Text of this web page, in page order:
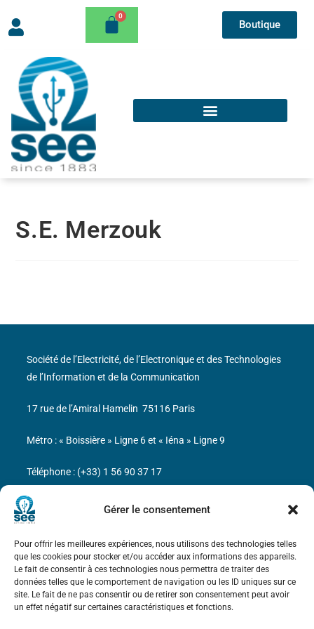
Gérer le consentement
Pour offrir les meilleures expériences, nous utilisons des technologies telles
que les cookies pour stocker et/ou accéder aux informations des appareils.
Le fait de consentir à ces technologies nous permettra de traiter des
données telles que le comportement de navigation ou les ID uniques sur ce
site. Le fait de ne pas consentir ou de retirer son consentement peut avoir
un effet négatif sur certaines caractéristiques et fonctions.
Boutique
S.E. Merzouk
Bicentenaire des découvertes d’André-
Marie Ampère
Mentions légales
Société de l’Electricité, de l’Electronique et des Technologies
de l’Information et de la Communication
17 rue de l’Amiral Hamelin 75116 Paris
Métro : « Boissière » Ligne 6 et « Iéna » Ligne 9
Téléphone : (+33) 1 56 90 37 17
N° de SIREN : 785 393 232, Code APE : 9412Z TVA intra-
communautaire : FR44 785 393 232